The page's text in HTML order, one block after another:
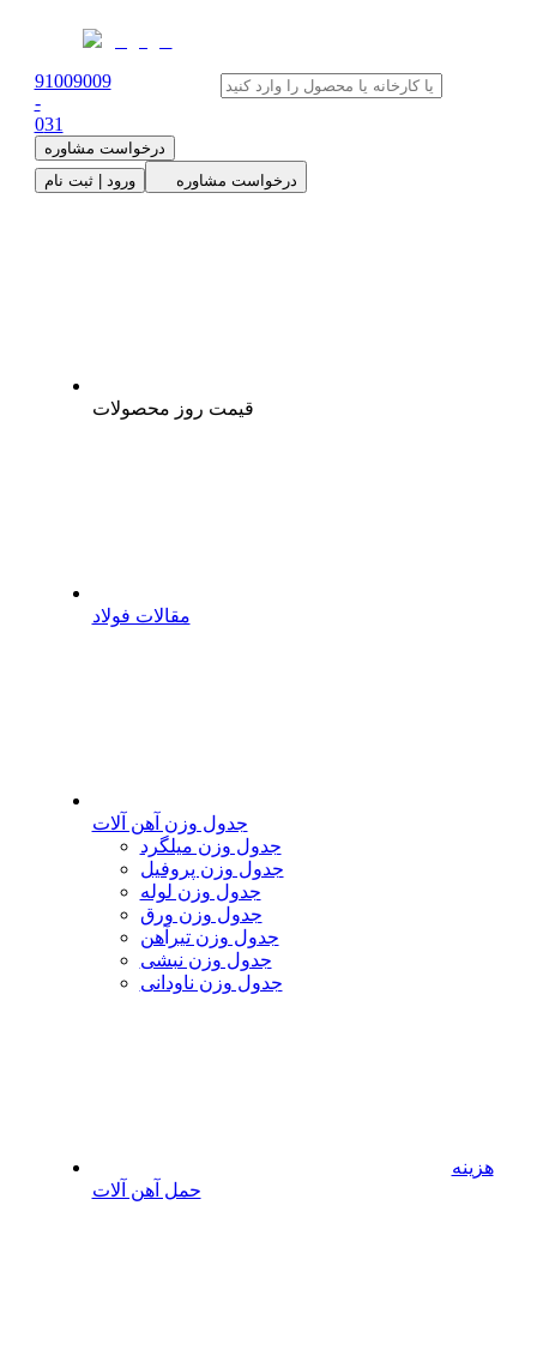
91009009
-
031
درخواست مشاوره
ورود | ثبت نام
درخواست مشاوره
قیمت روز محصولات
مقالات فولاد
جدول وزن آهن آلات
جدول وزن میلگرد
جدول وزن پروفیل
جدول وزن لوله
جدول وزن ورق
جدول وزن تیرآهن
جدول وزن نبشی
جدول وزن ناودانی
هزینه
حمل آهن آلات